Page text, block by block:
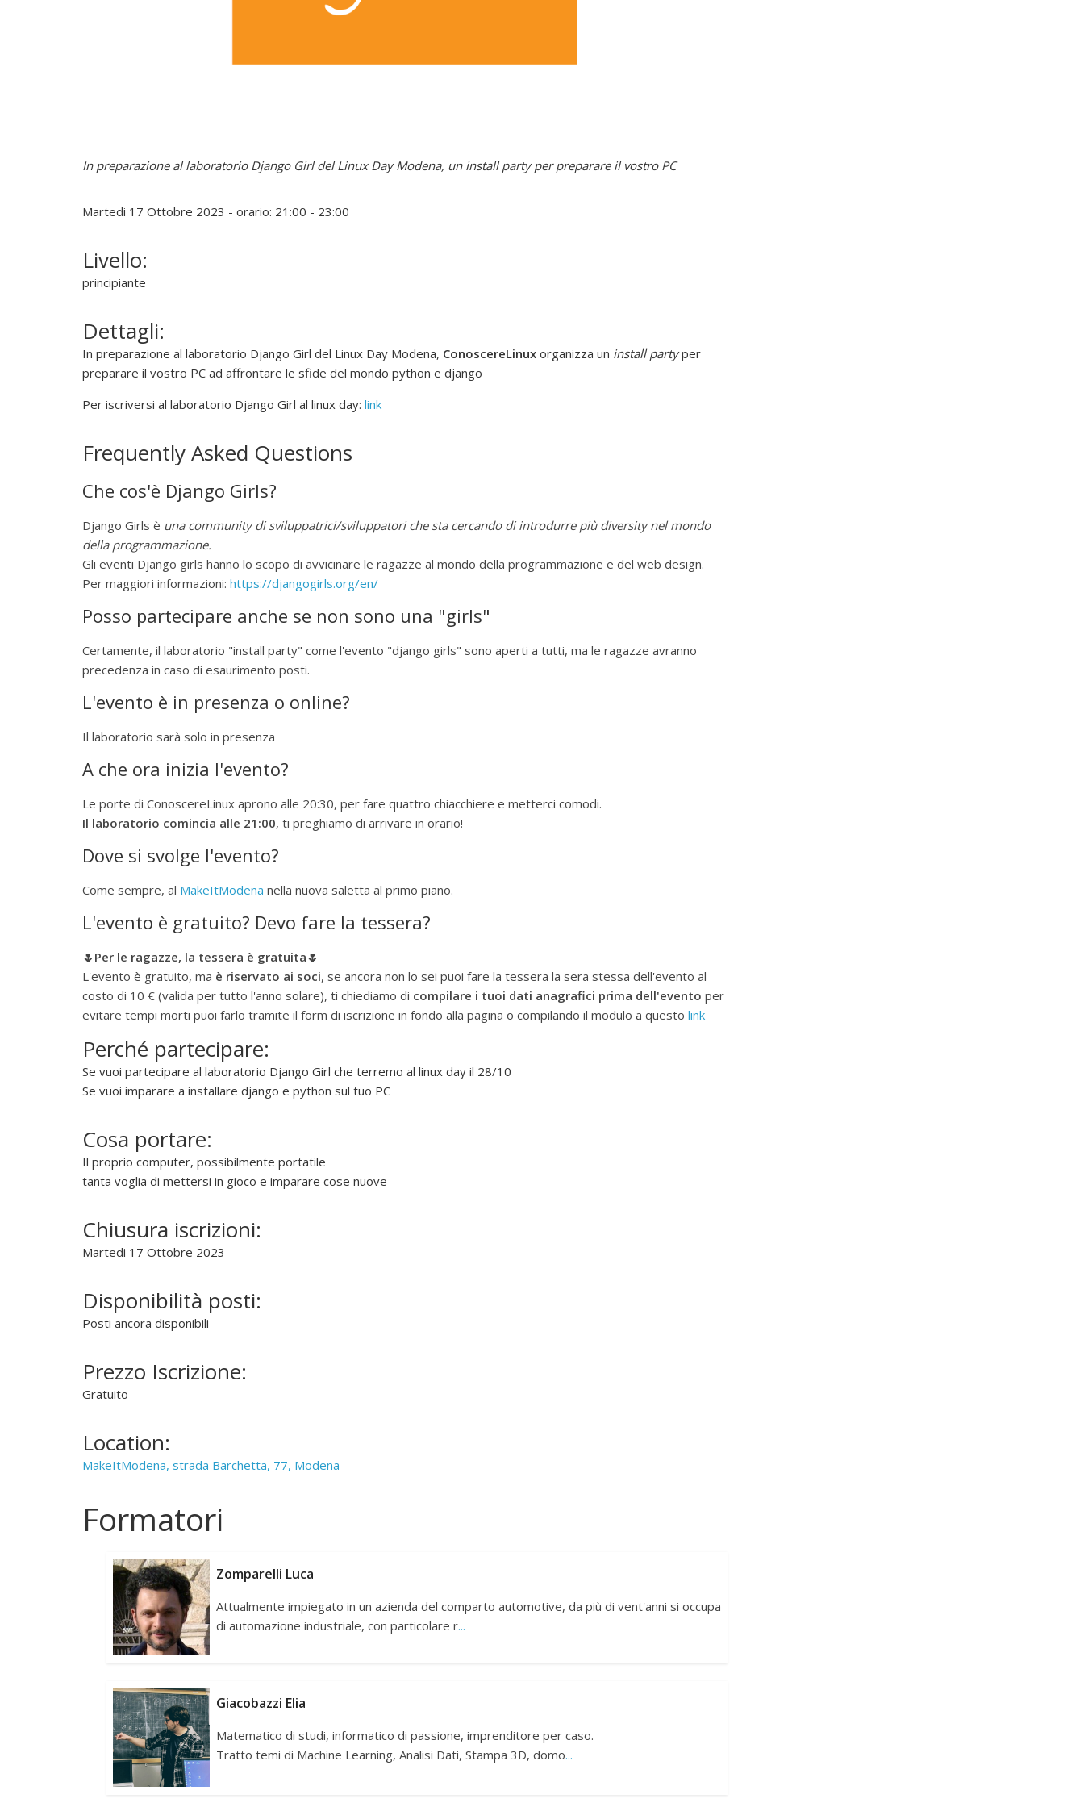
s
e
e
r
e
d
i
f
o
d
e
r
l
'
u
s
d
l
"
S
f
w
r
e
l
b
r
o
"
In preparazione al laboratorio Django Girl del Linux Day Modena, un install party per preparare il vostro PC
Martedi 17 Ottobre 2023 - orario: 21:00 - 23:00
Livello:
principiante
Dettagli:
In preparazione al laboratorio Django Girl del Linux Day Modena, ConoscereLinux organizza un install partyper
preparare il vostro PC ad affrontare le sfide del mondo python e django
Per iscriversi al laboratorio Django Girl al linux day: link
Frequently Asked Questions
Che cos'è Django Girls?
Django Girls è una community di sviluppatrici/sviluppatori che sta cercando di introdurre più diversity nel mondo
della programmazione.
Gli eventi Django girls hanno lo scopo di avvicinare le ragazze al mondo della programmazione e del web design.
Per maggiori informazioni: https://djangogirls.org/en/
Posso partecipare anche se non sono una "girls"
Certamente, il laboratorio "install party" come l'evento "django girls" sono aperti a tutti, ma le ragazze avranno
precedenza in caso di esaurimento posti.
L'evento è in presenza o online?
Il laboratorio sarà solo in presenza
A che ora inizia l'evento?
Le porte di ConoscereLinux aprono alle 20:30, per fare quattro chiacchiere e metterci comodi.
Il laboratorio comincia alle 21:00, ti preghiamo di arrivare in orario!
Dove si svolge l'evento?
Come sempre, al MakeItModena nella nuova saletta al primo piano.
L'evento è gratuito? Devo fare la tessera?
🌷Per le ragazze, la tessera è gratuita🌷
L'evento è gratuito, ma è riservato ai soci, se ancora non lo sei puoi fare la tessera la sera stessa dell'evento al
costo di 10 € (valida per tutto l'anno solare), ti chiediamo di compilare i tuoi dati anagrafici prima dell'evento per
evitare tempi morti puoi farlo tramite il form di iscrizione in fondo alla pagina o compilando il modulo a questo link
Perché partecipare:
Se vuoi partecipare al laboratorio Django Girl che terremo al linux day il 28/10
Se vuoi imparare a installare django e python sul tuo PC
Cosa portare:
Il proprio computer, possibilmente portatile
tanta voglia di mettersi in gioco e imparare cose nuove
Chiusura iscrizioni:
Martedi 17 Ottobre 2023
Disponibilità posti:
Posti ancora disponibili
Prezzo Iscrizione:
Gratuito
Location:
MakeItModena, strada Barchetta, 77, Modena
Formatori
Zomparelli Luca
Attualmente impiegato in un azienda del comparto automotive, da più di vent'anni si occupa
di automazione industriale, con particolare r...
Giacobazzi Elia
Matematico di studi, informatico di passione, imprenditore per caso.
Tratto temi di Machine Learning, Analisi Dati, Stampa 3D, domo...